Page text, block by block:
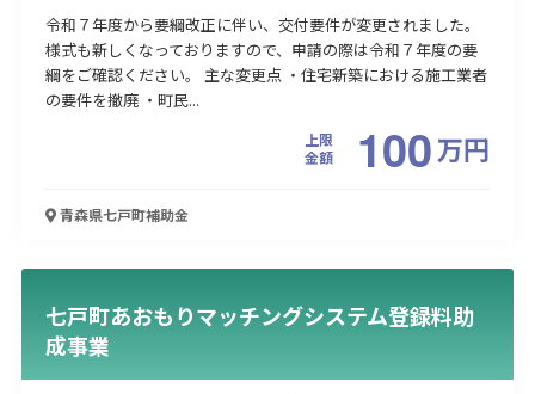
令和７年度から要綱改正に伴い、交付要件が変更されました。
様式も新しくなっておりますので、申請の際は令和７年度の要
綱をご確認ください。 主な変更点 ・住宅新築における施工業者
の要件を撤廃 ・町民...
上限
金額
100万円
青森県七戸町補助金
七戸町あおもりマッチングシステム登録料助
成事業